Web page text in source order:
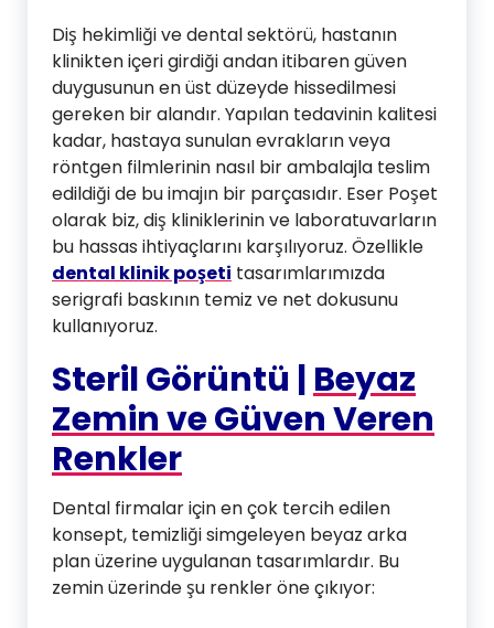
Diş hekimliği ve dental sektörü, hastanın
klinikten içeri girdiği andan itibaren güven
duygusunun en üst düzeyde hissedilmesi
gereken bir alandır. Yapılan tedavinin kalitesi
kadar, hastaya sunulan evrakların veya
röntgen filmlerinin nasıl bir ambalajla teslim
edildiği de bu imajın bir parçasıdır. Eser Poşet
olarak biz, diş kliniklerinin ve laboratuvarların
bu hassas ihtiyaçlarını karşılıyoruz. Özellikle
dental klinik poşeti tasarımlarımızda
serigrafi baskının temiz ve net dokusunu
kullanıyoruz.
Steril Görüntü | Beyaz
Zemin ve Güven Veren
Renkler
Dental firmalar için en çok tercih edilen
konsept, temizliği simgeleyen beyaz arka
plan üzerine uygulanan tasarımlardır. Bu
zemin üzerinde şu renkler öne çıkıyor: